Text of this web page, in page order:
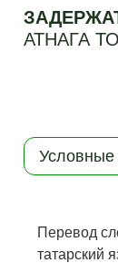
АТНАГА
Условные
Перевод
татарский